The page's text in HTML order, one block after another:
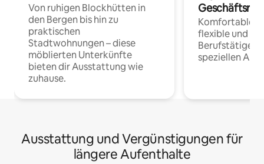
Von ruhigen Blockhütten in
den Bergen bis hin zu
praktischen
Stadtwohnungen – diese
möblierten Unterkünfte
bieten dir Ausstattung wie
zuhause.
Komfortable
flexible und
Berufstätige
speziellen
Ausstattung und Vergünstigungen für
längere Aufenthalte